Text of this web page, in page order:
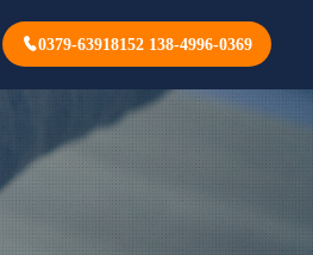
0379-63918152 138-4996-0369